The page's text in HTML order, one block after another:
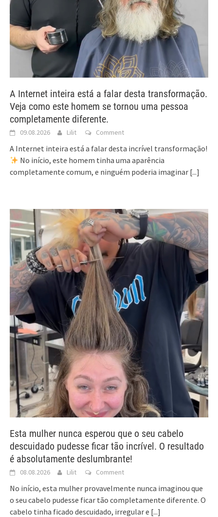
A Internet inteira está a falar desta transformação.
Veja como este homem se tornou uma pessoa
completamente diferente.
09.08.2026 Lilit Comment
A Internet inteira está a falar desta incrível transformação!
No início, este homem tinha uma aparência
completamente comum, e ninguém poderia imaginar [...]
Esta mulher nunca esperou que o seu cabelo
descuidado pudesse ficar tão incrível. O resultado
é absolutamente deslumbrante!
08.08.2026 Lilit Comment
No início, esta mulher provavelmente nunca imaginou que
o seu cabelo pudesse ficar tão completamente diferente. O
cabelo tinha ficado descuidado, irregular e [...]